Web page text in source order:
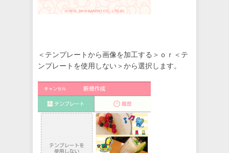
＜テンプレートから画像を加工する＞ｏｒ＜テ
ンプレートを使用しない＞から選択します。